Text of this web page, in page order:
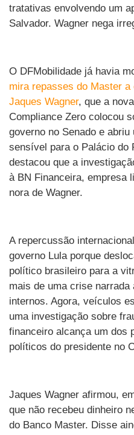
tratativas envolvendo um
Salvador. Wagner nega
O DFMobilidade já havia
mira repasses do Master a
Jaques Wagner, que a
Compliance Zero colocou
governo no Senado e
sensível para o Palácio do
destacou que a
à BN Financeira, empresa
nora de Wagner.
A repercussão
governo Lula porque
político brasileiro para a
mais de uma crise
internos. Agora, veículos
uma investigação sobre
financeiro alcança um dos
políticos do presidente no
Jaques Wagner afirmou,
que não recebeu dinheiro
do Banco Master. Disse